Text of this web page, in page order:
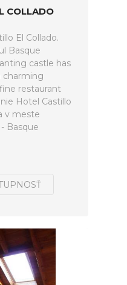
COLLADO
El Collado.
Basque
castle has
charming
restaurant
Hotel Castillo
v meste
Basque